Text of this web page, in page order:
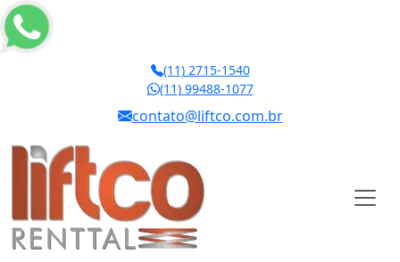
(11) 2715-1540
(11) 99488-1077
contato@liftco.com.br